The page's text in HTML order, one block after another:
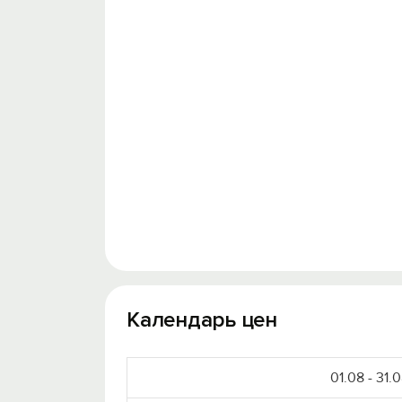
Календарь цен
01.08 -